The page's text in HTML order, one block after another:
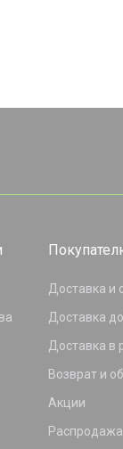
Доставка и
Доставка
Доставка в
Возврат и
Акции
Распродажа